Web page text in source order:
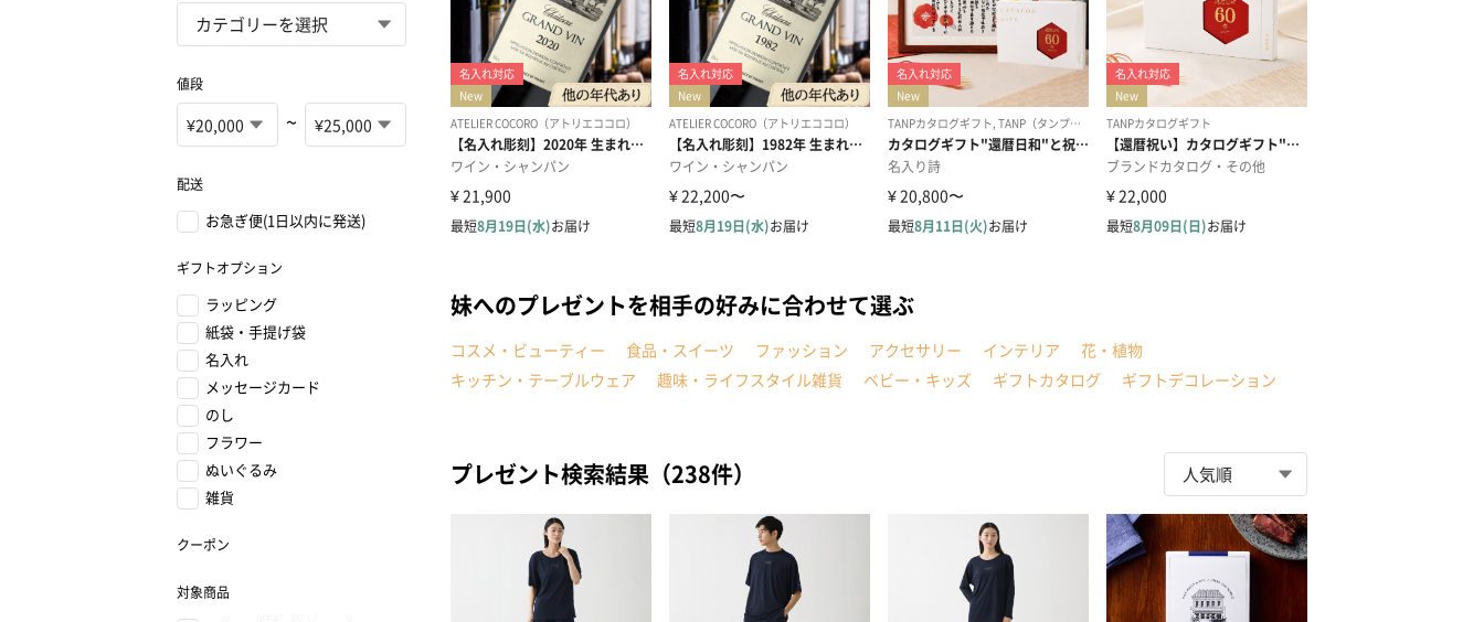
値段
~
配送
お急ぎ便(1日以内に発送)
ギフトオプション
ラッピング
紙袋・手提げ袋
名入れ
メッセージカード
のし
フラワー
ぬいぐるみ
雑貨
クーポン
対象商品
妹へのプレゼントを相手の好みに合わせて選ぶ
コスメ・ビューティー 食品・スイーツ ファッション アクセサリー インテリア
花・植物
キッチン・テーブルウェア
趣味・ライフスタイル雑貨 ベビー・キッズ ギフトカタログ ギフトデコレーション
プレゼント検索結果（238件）